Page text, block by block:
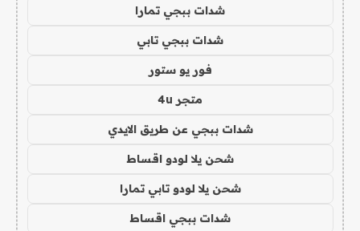
شدات ببجي تمارا
شدات ببجي تابي
فور يو ستور
متجر 4u
شدات ببجي عن طريق الايدي
شحن يلا لودو اقساط
شحن يلا لودو تابي تمارا
شدات ببجي اقساط